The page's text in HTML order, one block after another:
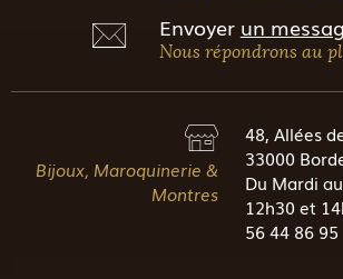
Envoyer un
Nous répondrons au
Bijoux, Maroquinerie &
Montres
48, Allées
33000
Du Mardi
12h30 et
56 44 86 95